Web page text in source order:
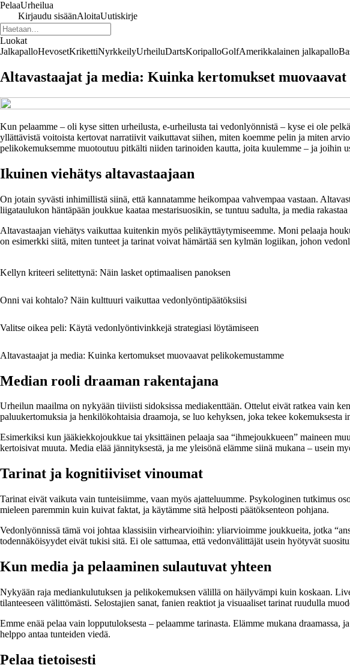
PelaaUrheilua
Kirjaudu sisäänAloitaUutiskirje
Luokat
JalkapalloHevosetKrikettiNyrkkeilyUrheiluDartsKoripalloGolfAmerikkalainen jalkapallo
Altavastaajat ja media: Kuinka kertomukset muovaavat
Kun pelaamme – oli kyse sitten urheilusta, e-urheilusta tai vedonlyönnistä – kyse ei ole
yllättävistä voitoista kertovat narratiivit vaikuttavat siihen, miten koemme pelin ja miten
pelikokemuksemme muotoutuu pitkälti niiden tarinoiden kautta, joita kuulemme – ja joihin
Ikuinen viehätys altavastaajaan
On jotain syvästi inhimillistä siinä, että kannatamme heikompaa vahvempaa vastaan.
liigataulukon häntäpään joukkue kaataa mestarisuosikin, se tuntuu sadulta, ja media
Altavastaajan viehätys vaikuttaa kuitenkin myös pelikäyttäytymiseemme. Moni pelaaja
on esimerkki siitä, miten tunteet ja tarinat voivat hämärtää sen kylmän logiikan, johon
Kellyn kriteeri selitettynä: Näin lasket optimaalisen panoksen
Onni vai kohtalo? Näin kulttuuri vaikuttaa vedonlyöntipäätöksiisi
Valitse oikea peli: Käytä vedonlyöntivinkkejä strategiasi löytämiseen
Altavastaajat ja media: Kuinka kertomukset muovaavat pelikokemustamme
Median rooli draaman rakentajana
Urheilun maailma on nykyään tiiviisti sidoksissa mediakenttään. Ottelut eivät ratkea vain
paluukertomuksia ja henkilökohtaisia draamoja, se luo kehyksen, joka tekee kokemuksesta
Esimerkiksi kun jääkiekkojoukkue tai yksittäinen pelaaja saa “ihmejoukkueen” maineen
kertoisivat muuta. Media elää jännityksestä, ja me yleisönä elämme siinä mukana – usein
Tarinat ja kognitiiviset vinoumat
Tarinat eivät vaikuta vain tunteisiimme, vaan myös ajatteluumme. Psykologinen tutkimus
mieleen paremmin kuin kuivat faktat, ja käytämme sitä helposti päätöksenteon pohjana.
Vedonlyönnissä tämä voi johtaa klassisiin virhearvioihin: yliarvioimme joukkueita, jotka
todennäköisyydet eivät tukisi sitä. Ei ole sattumaa, että vedonvälittäjät usein hyötyvät
Kun media ja pelaaminen sulautuvat yhteen
Nykyään raja mediankulutuksen ja pelikokemuksen välillä on häilyvämpi kuin koskaan.
tilanteeseen välittömästi. Selostajien sanat, fanien reaktiot ja visuaaliset tarinat ruudulla
Emme enää pelaa vain lopputuloksesta – pelaamme tarinasta. Elämme mukana
helppo antaa tunteiden viedä.
Pelaa tietoisesti